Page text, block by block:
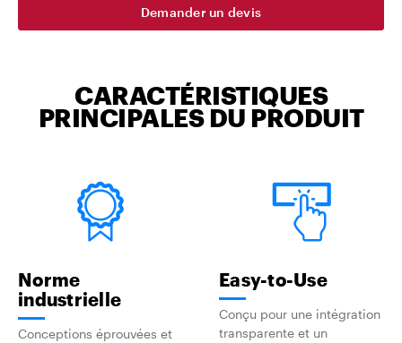
Demander un devis
CARACTÉRISTIQUES
PRINCIPALES DU PRODUIT
Norme
industrielle
Conceptions éprouvées et
Easy-to-Use
Conçu pour une intégration
transparente et un